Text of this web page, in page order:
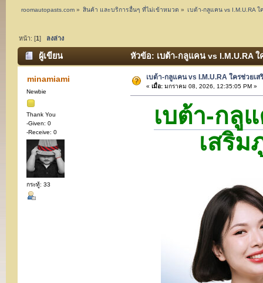
roomautopasts.com» สินค้า และบริการอื่นๆ ที่ไม่เข้าหมวด » เบต้า-กลูแคน vs I.M.U.RA
หน้า: [1] ลงล่าง
ผู้เขียน หัวข้อ: เบต้า-กลูแคน vs I.M.U.RA
minamiami
Newbie
Thank You
-Given: 0
-Receive: 0
กระทู้: 33
เบต้า-กลูแคน vs I.M.U.RA ใครช่วยเ
« เมื่อ:มกราคม 08, 2026, 12:35:05 PM »
เบต้า-กลู
เสริ